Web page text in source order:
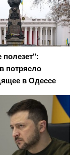
полезет":
потрясло
в Одессе